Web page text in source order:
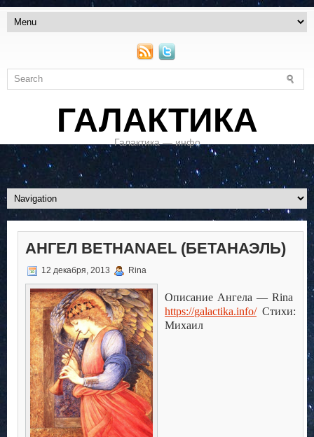
ГАЛАКТИКА
Галактика — инфо
АНГЕЛ BETHANAEL (БЕТАНАЭЛЬ)
12 декабря, 2013 Rina
Описание Ангела — Rina
https://galactika.info/Стихи:
Михаил